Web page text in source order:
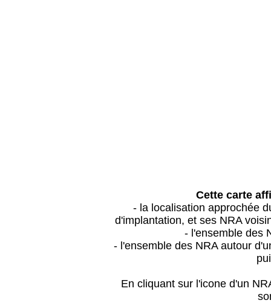
Cette carte
- la localisation approchée
d'implantation, et ses NRA
- l'ensemble des
- l'ensemble des NRA autour
En cliquant sur l'icone d'un